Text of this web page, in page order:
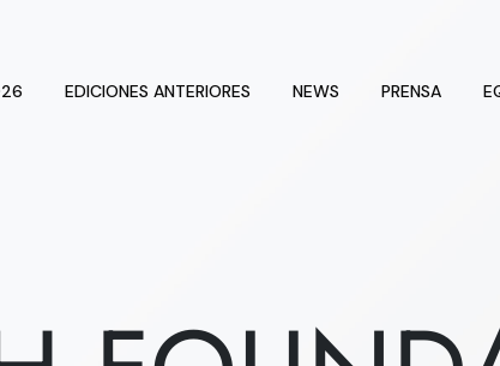
EDICIONES ANTERIORES NEWS PRENSA